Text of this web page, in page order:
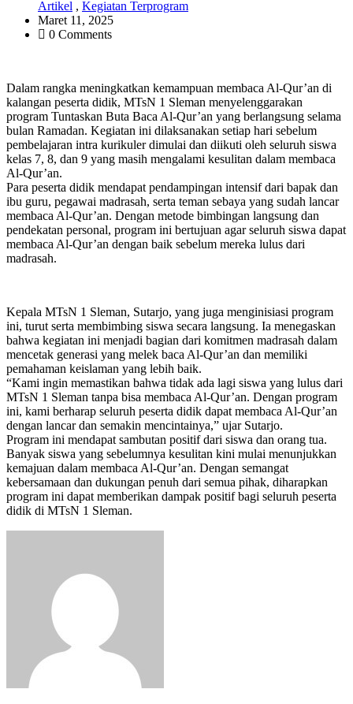
Artikel , Kegiatan Terprogram
Maret 11, 2025
0 Comments
Dalam rangka meningkatkan kemampuan membaca Al-Qur’an di
kalangan peserta didik, MTsN 1 Sleman menyelenggarakan
program Tuntaskan Buta Baca Al-Qur’an yang berlangsung selama
bulan Ramadan. Kegiatan ini dilaksanakan setiap hari sebelum
pembelajaran intra kurikuler dimulai dan diikuti oleh seluruh siswa
kelas 7, 8, dan 9 yang masih mengalami kesulitan dalam membaca
Al-Qur’an.
Para peserta didik mendapat pendampingan intensif dari bapak dan
ibu guru, pegawai madrasah, serta teman sebaya yang sudah lancar
membaca Al-Qur’an. Dengan metode bimbingan langsung dan
pendekatan personal, program ini bertujuan agar seluruh siswa dapat
membaca Al-Qur’an dengan baik sebelum mereka lulus dari
madrasah.
Kepala MTsN 1 Sleman, Sutarjo, yang juga menginisiasi program
ini, turut serta membimbing siswa secara langsung. Ia menegaskan
bahwa kegiatan ini menjadi bagian dari komitmen madrasah dalam
mencetak generasi yang melek baca Al-Qur’an dan memiliki
pemahaman keislaman yang lebih baik.
“Kami ingin memastikan bahwa tidak ada lagi siswa yang lulus dari
MTsN 1 Sleman tanpa bisa membaca Al-Qur’an. Dengan program
ini, kami berharap seluruh peserta didik dapat membaca Al-Qur’an
dengan lancar dan semakin mencintainya,” ujar Sutarjo.
Program ini mendapat sambutan positif dari siswa dan orang tua.
Banyak siswa yang sebelumnya kesulitan kini mulai menunjukkan
kemajuan dalam membaca Al-Qur’an. Dengan semangat
kebersamaan dan dukungan penuh dari semua pihak, diharapkan
program ini dapat memberikan dampak positif bagi seluruh peserta
didik di MTsN 1 Sleman.